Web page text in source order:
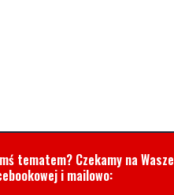
tematem? Czekamy na Wasze
i mailowo: